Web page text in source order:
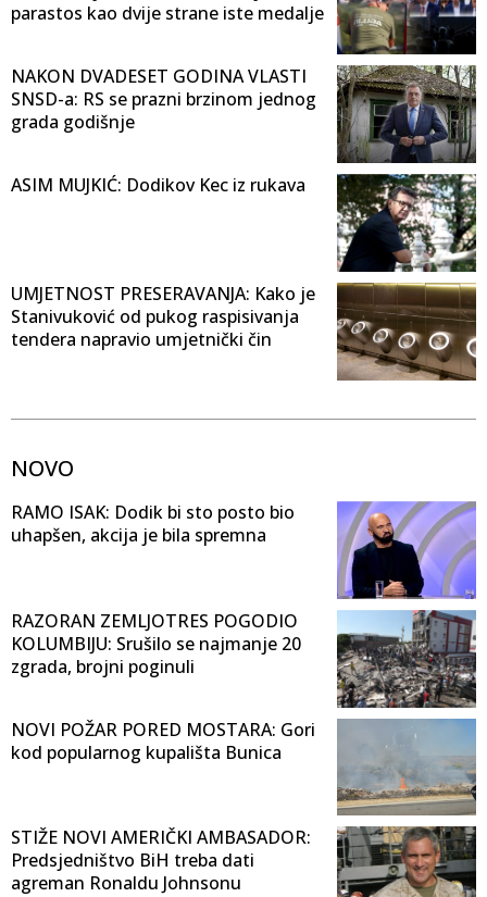
parastos kao dvije strane iste medalje
NAKON DVADESET GODINA VLASTI
SNSD-a: RS se prazni brzinom jednog
grada godišnje
ASIM MUJKIĆ: Dodikov Kec iz rukava
UMJETNOST PRESERAVANJA: Kako je
Stanivuković od pukog raspisivanja
tendera napravio umjetnički čin
NOVO
RAMO ISAK: Dodik bi sto posto bio
uhapšen, akcija je bila spremna
RAZORAN ZEMLJOTRES POGODIO
KOLUMBIJU: Srušilo se najmanje 20
zgrada, brojni poginuli
NOVI POŽAR PORED MOSTARA: Gori
kod popularnog kupališta Bunica
STIŽE NOVI AMERIČKI AMBASADOR:
Predsjedništvo BiH treba dati
agreman Ronaldu Johnsonu